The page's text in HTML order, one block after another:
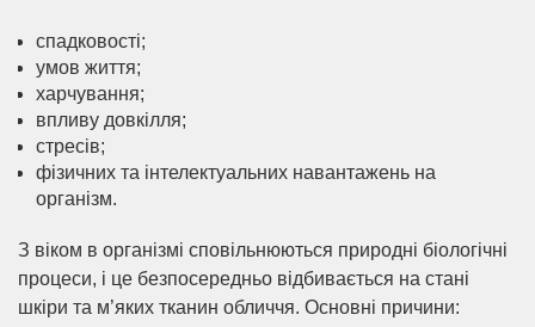
спадковості;
умов життя;
харчування;
впливу довкілля;
стресів;
фізичних та інтелектуальних навантажень на
організм.
З віком в організмі сповільнюються природні біологічні
процеси, і це безпосередньо відбивається на стані
шкіри та м’яких тканин обличчя. Основні причини: